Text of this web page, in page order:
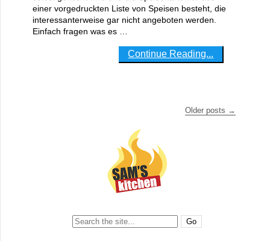
einer vorgedruckten Liste von Speisen besteht, die
interessanterweise gar nicht angeboten werden.
Einfach fragen was es …
Continue Reading...
Older posts →
Search: